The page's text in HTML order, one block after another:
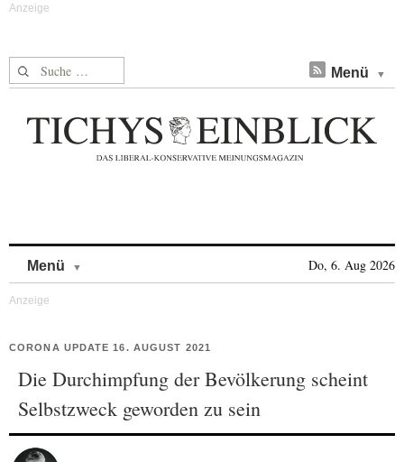
Suche nach: Menü
Menü Do, 6. Aug 2026
CORONA UPDATE 16. AUGUST 2021
Die Durchimpfung der Bevölkerung scheint
Selbstzweck geworden zu sein